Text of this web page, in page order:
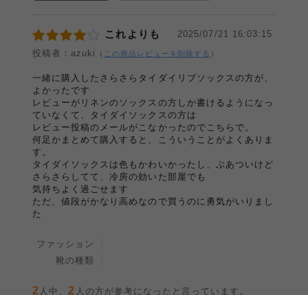
これよりも
2025/07/21 16:03:15
投稿者：azuki
（ この商品レビューを削除する ）
一緒に購入したさらさらタイダイリブソックスの方が、
よかったです
レビューがリネンのソックスの方しか書けるようになっ
ていなくて、タイダイソックスの方は
レビュー投稿のメールがこなかったのでこちらで。
何足かまとめて購入すると、こういうことがよくありま
す。
タイダイソックスは色もかわいかったし、ぶあついけど
さらさらしてて、冷房の効いた部屋でも
気持ちよく過ごせます
ただ、値段がかなり高めなので買うのに勇気がいりまし
た
ファッション
靴の種類
2 人中、2 人の方が参考になったと言っています。